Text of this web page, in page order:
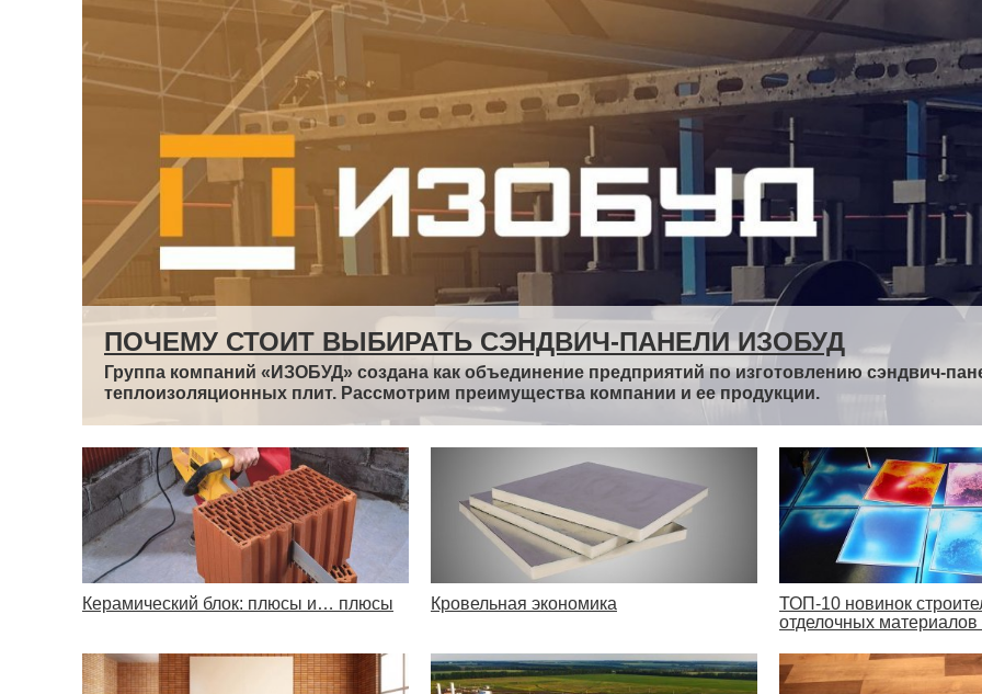
ПОЧЕМУ СТОИТ ВЫБИРАТЬ СЭНДВИЧ-ПАНЕЛИ ИЗОБУД
Группа компаний «ИЗОБУД» создана как объединение предприятий по изготовлению сэндвич-
теплоизоляционных плит. Рассмотрим преимущества компании и ее продукции.
Керамический блок: плюсы и… плюсы Кровельная экономика
ТОП-10 новинок
отделочных